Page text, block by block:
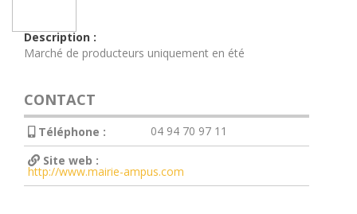
Description :
Marché de producteurs uniquement en été
CONTACT
Téléphone :
04 94 70 97 11
Site web :
http://www.mairie-ampus.com